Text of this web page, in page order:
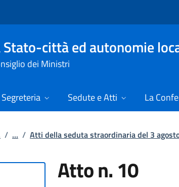
Stato-città ed autonomie
dei Ministri
Sedute e Atti La
/ ... / Atti della seduta straordinaria del 3
Atto n. 10